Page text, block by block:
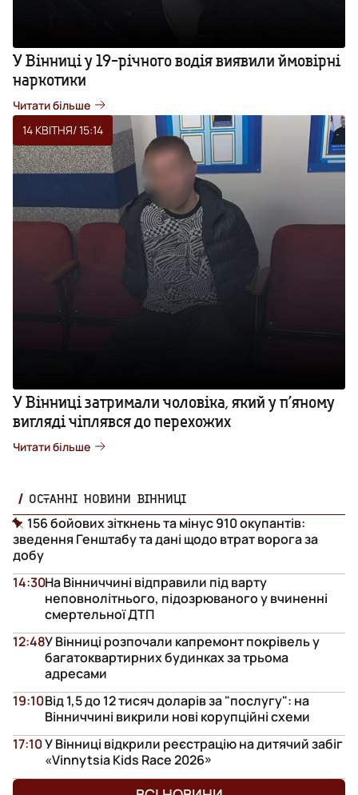
У Вінниці у 19-річного водія виявили ймовірні
наркотики
Читати більше
14 КВІТНЯ/ 15:14
У Вінниці затримали чоловіка, який у п’яному
вигляді чіплявся до перехожих
Читати більше
ОСТАННІ НОВИНИ ВІННИЦІ
156 бойових зіткнень та мінус 910 окупантів:
зведення Генштабу та дані щодо втрат ворога за
добу
На Вінниччині відправили під варту
неповнолітнього, підозрюваного у вчиненні
смертельної ДТП
14:30
У Вінниці розпочали капремонт покрівель у
багатоквартирних будинках за трьома
адресами
12:48
Від 1,5 до 12 тисяч доларів за "послугу": на
Вінниччині викрили нові корупційні схеми
19:10
У Вінниці відкрили реєстрацію на дитячий забіг
«Vinnytsia Kids Race 2026»
17:10